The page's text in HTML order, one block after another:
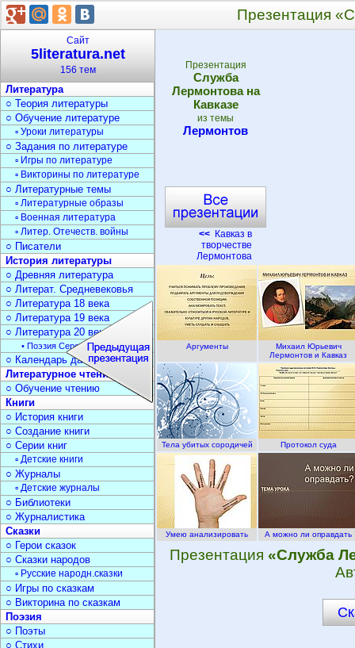
Презентация
Презентация
Служба
Лермонтова на
Кавказе
из темы
Лермонтов
<< Кавказ в
творчестве
Лермонтова
Аргументы
Михаил Юрьевич
Лермонтов и Кавказ
Тела убитых сородичей Протокол суда
Умею анализировать А можно ли оправдать
Презентация «Служба
Сайт
5literatura.net
156 тем
Литература
○ Теория литературы
○ Обучение литературе
▫ Уроки литературы
○ Задания по литературе
▫ Игры по литературе
▫ Викторины по литературе
○ Литературные темы
▫ Литературные образы
▫ Военная литература
▫ Литер. Отечеств. войны
○ Писатели
История литературы
○ Древняя литература
○ Литерат. Средневековья
○ Литература 18 века
○ Литература 19 века
○ Литература 20 века
• Поэзия Серебрян. века
○ Календарь дат
Литературное чтение
○ Обучение чтению
Книги
○ История книги
○ Создание книги
○ Серии книг
▫ Детские книги
○ Журналы
▫ Детские журналы
○ Библиотеки
○ Журналистика
Сказки
○ Герои сказок
○ Сказки народов
▫ Русские народн.сказки
○ Игры по сказкам
○ Викторина по сказкам
Поэзия
○ Поэты
○ Стихи